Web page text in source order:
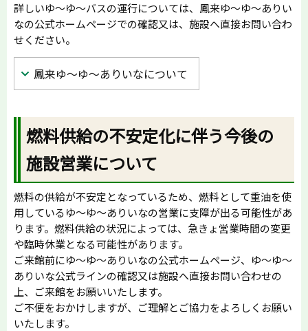
詳しいゆ〜ゆ〜バスの運行については、鳳来ゆ〜ゆ〜ありい
なの公式ホームページでの確認又は、施設へ直接お問い合わ
せください。
鳳来ゆ〜ゆ〜ありいなについて
燃料供給の不安定化に伴う今後の
施設営業について
燃料の供給が不安定となっているため、燃料として重油を使
用しているゆ〜ゆ〜ありいなの営業に支障が出る可能性があ
ります。燃料供給の状況によっては、急きょ営業時間の変更
や臨時休業となる可能性があります。
ご来館前にゆ〜ゆ〜ありいなの公式ホームページ、ゆ〜ゆ〜
ありいな公式ラインの確認又は施設へ直接お問い合わせの
上、ご来館をお願いいたします。
ご不便をおかけしますが、ご理解とご協力をよろしくお願い
いたします。